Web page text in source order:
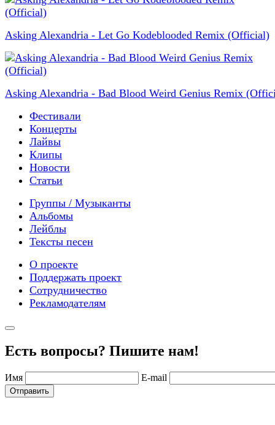
Asking Alexandria - Let Go Kodeblooded Remix (Official)
Asking Alexandria - Bad Blood Weird Genius Remix
Фестивали
Концерты
Лайвы
Клипы
Новости
Статьи
Группы / Музыканты
Альбомы
Лейблы
Тексты песен
О проекте
Поддержать проект
Сотрудничество
Рекламодателям
Есть вопросы? Пишите нам!
Имя E-mail